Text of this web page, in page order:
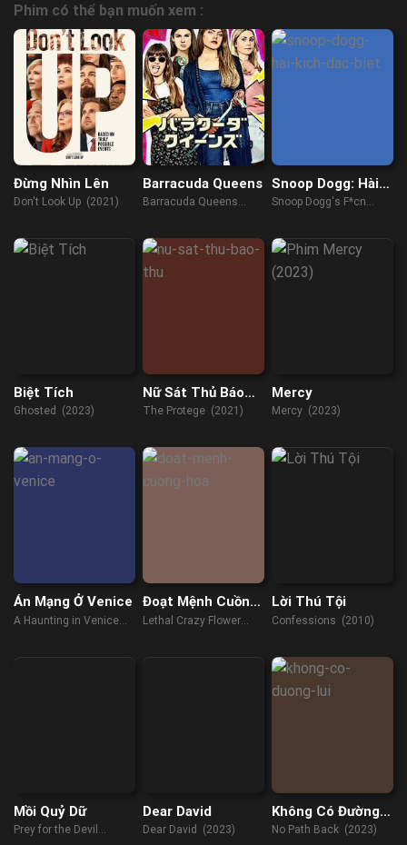
Phim có thể bạn muốn xem :
Đừng Nhìn Lên
Don't Look Up (2021)
Barracuda Queens
Barracuda Queens
Snoop Dogg: Hài
kịch đặc biệt
Snoop Dogg's F*cn
(2022)
Biệt Tích
Ghosted (2023)
Nữ Sát Thủ Báo
Thù
The Protege (2021)
Mercy
Mercy (2023)
Án Mạng Ở Venice
A Haunting in Venice
Đoạt Mệnh Cuồng
Hoa
Lethal Crazy Flower
Lời Thú Tội
Confessions (2010)
Mồi Quỷ Dữ
Prey for the Devil
Dear David
Dear David (2023)
Không Có Đường
Lui
No Path Back (2023)